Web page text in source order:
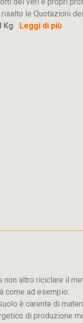
le Quotazioni
Kg Leggi di più
altro riciclare il
come ad esempio:
è carente di
di produzione